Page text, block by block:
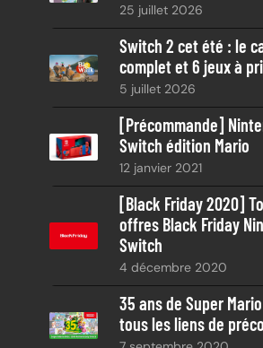
25 juillet 2026
Switch 2 cet été : le
complet et 6 jeux à
5 juillet 2026
[Précommande]
Switch édition Mario
12 janvier 2021
[Black Friday 2020]
offres Black Friday
Switch
4 décembre 2020
35 ans de Super
tous les liens de